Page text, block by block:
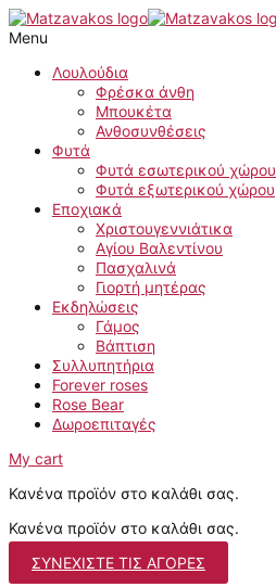
Μετάβαση
στο
περιεχόμενο
Menu
Λουλούδια
Φρέσκα άνθη
Μπουκέτα
Ανθοσυνθέσεις
Φυτά
Φυτά εσωτερικού χώρου
Φυτά εξωτερικού χώρου
Εποχιακά
Χριστουγεννιάτικα
Αγίου Βαλεντίνου
Πασχαλινά
Γιορτή μητέρας
Εκδηλώσεις
Γάμος
Βάπτιση
Συλλυπητήρια
Forever roses
Rose Bear
Δωροεπιταγές
My cart
Κανένα προϊόν στο καλάθι σας.
Κανένα προϊόν στο καλάθι σας.
ΣΥΝΕΧΊΣΤΕ ΤΙΣ ΑΓΟΡΈΣ
Σανσεβιέρια
κυλινδρόφυλλη
μαύρο
ποσότητα